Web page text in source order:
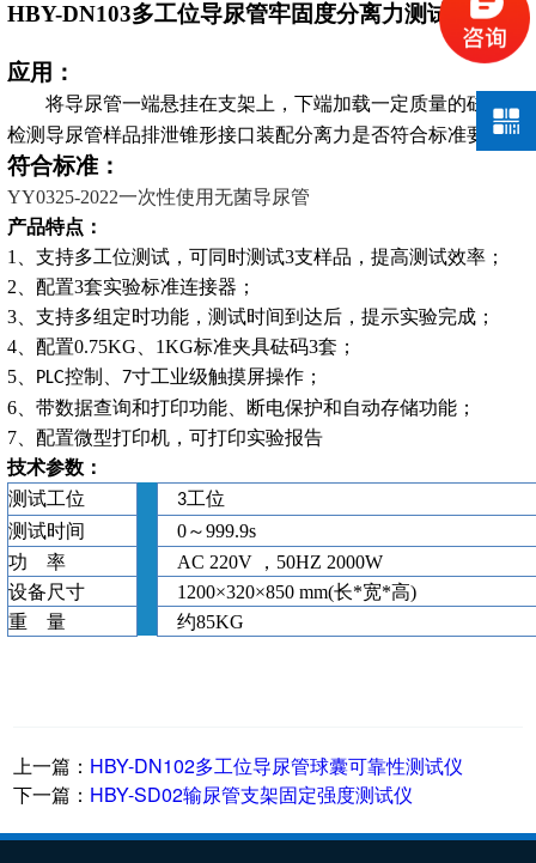
HBY-DN103多工位导尿管牢固度分离力测试仪
应用：
将导尿管一端悬挂在支架上，下端加载一定质量的砝码，
检测导尿管样品排泄锥形接口装配分离力是否符合标准要求。
符合标准：
YY0325-2022一次性使用无菌导尿管
产品特点：
1、 支持多工位测试，可同时测试3支样品，提高测试效率；
2、 配置3套实验标准连接器；
3、支持多组定时功能，测试时间到达后，提示实验完成；
4、配置0.75KG、1KG标准夹具砝码3套；
5、
PLC控制、 7寸工业级触摸屏操作；
6、带数据查询和打印功能、断电保护和自动存储功能；
7、配置微型打印机，可打印实验报告
技术参数：
测试工位
3工位
测试时间
0～999.9s
功
率 AC 220V ，50HZ 2000W
设备尺寸 1200×320×850 mm(长*宽*高)
重
量 约85KG
上一篇： HBY-DN102多工位导尿管球囊可靠性测试仪
下一篇： HBY-SD02输尿管支架固定强度测试仪